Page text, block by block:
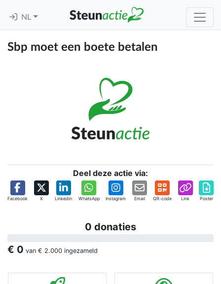
NL
Sbp moet een boete betalen
Deel deze actie via:
Facebook X Linkedin WhatsApp Instagram Email QR-code Link Poster
0 donaties
€ 0 van € 2.000 ingezameld